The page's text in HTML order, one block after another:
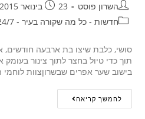
השרון פוסט
23 בינואר 2015
חדשות - כל מה שקורה בעיר - 24/7
סושי, כלבת שיצו בת ארבעה חודשים,
בישוב שער אפרים שבשרוןצוות
להמשך קריאה